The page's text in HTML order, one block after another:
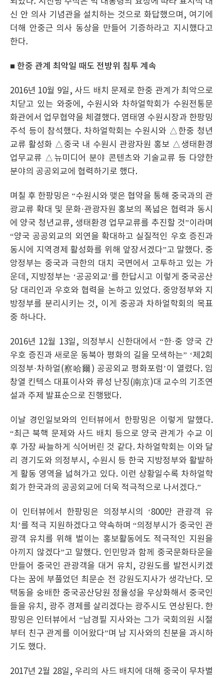
신 안 의사 기념관을 설치하는 것으로 화답했으며, 여기에
더해 안중근 의사 동상을 만들어 기증하라고 지시했다고
한다.
■ 한중 관계 최악일 때도 전방위 침투 계속
2016년 10월 9일, 사드 배치 문제로 한중 관계가 최악으로
치닫고 있는 와중에, 수원시와 차하얼학회가 수원전통문
화관에서 업무협약을 체결했다. 염태영 수원시장과 한팡밍
주석 등이 참석했다. 차하얼학회는 수원시와 △한중 청년
교류 활성화 △중국 내 수원시 관광자원 홍보 △생태환경
업무교류 △뉴미디어 분야 콘텐츠와 기술교류 등 다양한
분야의 공공외교에 협력하기로 했다.
며칠 후 한팡밍은 “수원시와 맺은 협약을 통해 중국과의 관
광교류 확대 및 문화·관광자원 홍보의 폭넓은 협력과 동시
에 양국 청년교류, 생태환경 업무교류를 추진할 것”이라며
“양국 공공외교의 외연을 확대하고 실질적인 우호 증진과
동시에 지역경제 활성화를 위해 앞장서겠다”고 말했다. 중
앙정부는 중국과 극한의 대치 국면에서 고투하고 있는 가
운데, 지방정부는 ‘공공외교’를 한답시고 이렇게 중국공산
당 대리인과 우호와 협력을 논하고 있었다. 중앙정부와 지
방정부를 분리시키는 것, 이게 중공과 차하얼학회의 목표
중 하나다.
2016년 12월 13일, 의정부시 신한대에서 “한·중 양국 간
우호 증진과 새로운 동북아 평화의 길을 모색하는” ‘제2회
의정부·차하얼(察哈爾) 공공외교 평화포럼’이 열렸다. 임
창열 킨텍스 대표이사와 류성 난징(南京)대 교수의 기조연
설과 주제 발표순으로 진행됐다.
이날 경인일보와의 인터뷰에서 한팡밍은 이렇게 말했다.
“최근 북핵 문제와 사드 배치 등으로 양국 관계가 수교 이
후 가장 싸늘하게 식어버린 것 같다. 차하얼학회는 이와 달
리 경기도와 의정부시, 수원시 등 한국 지방정부와 활발하
게 활동 영역을 넓혀가고 있다. 이런 상황일수록 차하얼학
회가 한국과의 공공외교에 더욱 적극적으로 나서겠다.”
이 인터뷰에서 한팡밍은 의정부시의 ‘800만 관광객 유
치’를 적극 지원하겠다고 약속하며 “의정부시가 중국인 관
광객 유치를 위해 벌이는 홍보활동에도 적극적인 지원을
아끼지 않겠다”고 말했다. 인민망과 함께 중국문화타운을
만들어 중국인 관광객을 대거 유치, 강원도를 발전시키겠
다는 꿈에 부풀었던 최문순 전 강원도지사가 생각난다. 모
택동을 숭배한 중국공산당원 정율성을 우상화해서 중국인
들을 유치, 광주 경제를 살리겠다는 광주시도 연상된다. 한
팡밍은 인터뷰에서 “남경필 지사와는 그가 국회의원 시절
부터 친구 관계를 이어왔다”며 남 지사와의 친분을 과시하
기도 했다.
2017년 2월 28일, 우리의 사드 배치에 대해 중국이 무차별